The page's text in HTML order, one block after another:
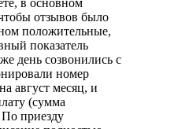
в основном
отзывов было
положительные,
показатель
день созвонились с
номер
август месяц, и
(сумма
приезду